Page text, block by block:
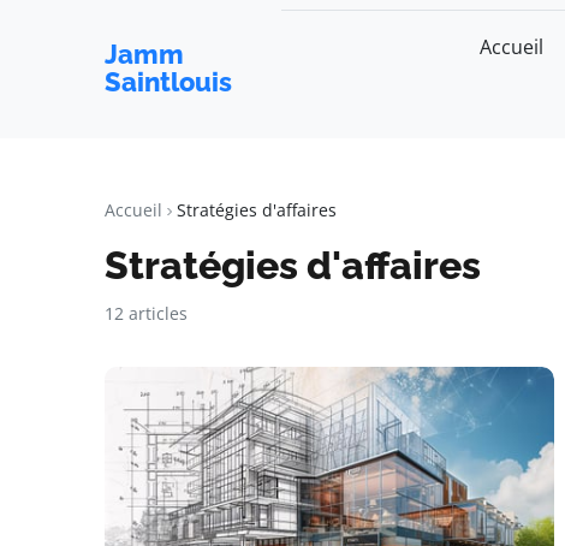
Jamm
Saintlouis
Accueil
Accueil Stratégies d'affaires
Stratégies d'affaires
12 articles